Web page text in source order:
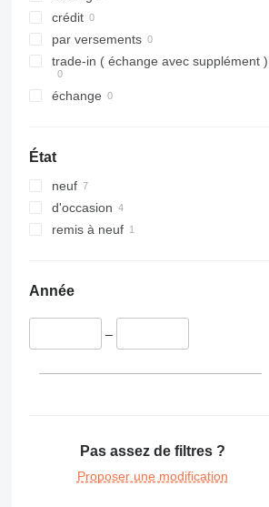
crédit
par versements
trade-in ( échange avec supplément )
échange
État
neuf
d'occasion
remis à neuf
Année
–
Pas assez de filtres ?
Proposer une modification